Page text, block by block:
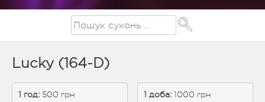
Lucky (164-D)
1 год: 500 грн 1 доба: 1000 грн